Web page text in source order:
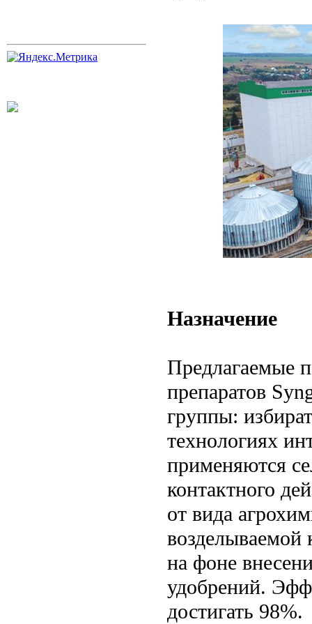
Назначение
Предлагаемые
препаратов
группы:
технологиях
применяются
контактного
от вида
возделываемой
на фоне
удобрений.
достигать 98%.